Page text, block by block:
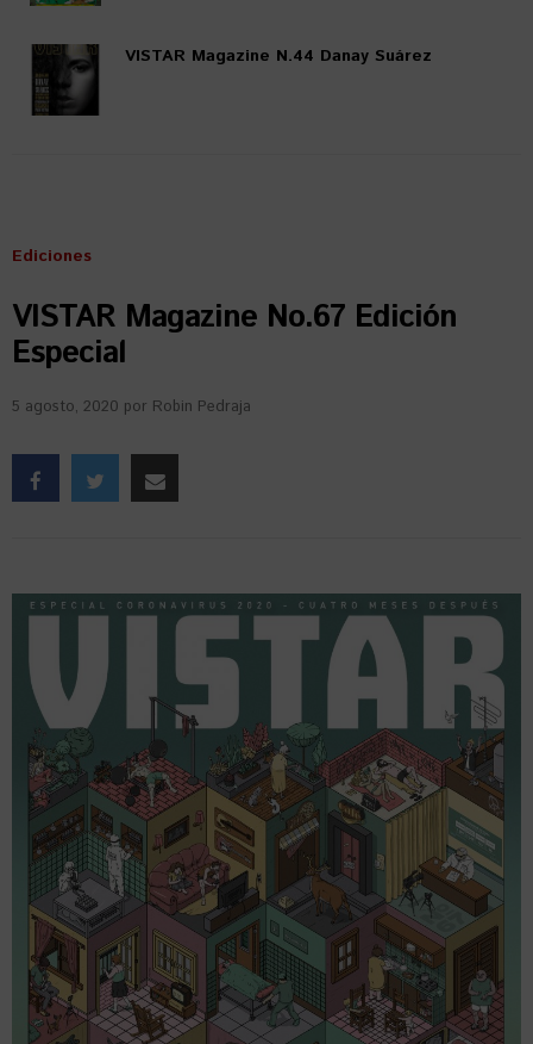
VISTAR Magazine N.44 Danay Suárez
Ediciones
VISTAR Magazine No.67 Edición
Especial
5 agosto, 2020 por Robin Pedraja